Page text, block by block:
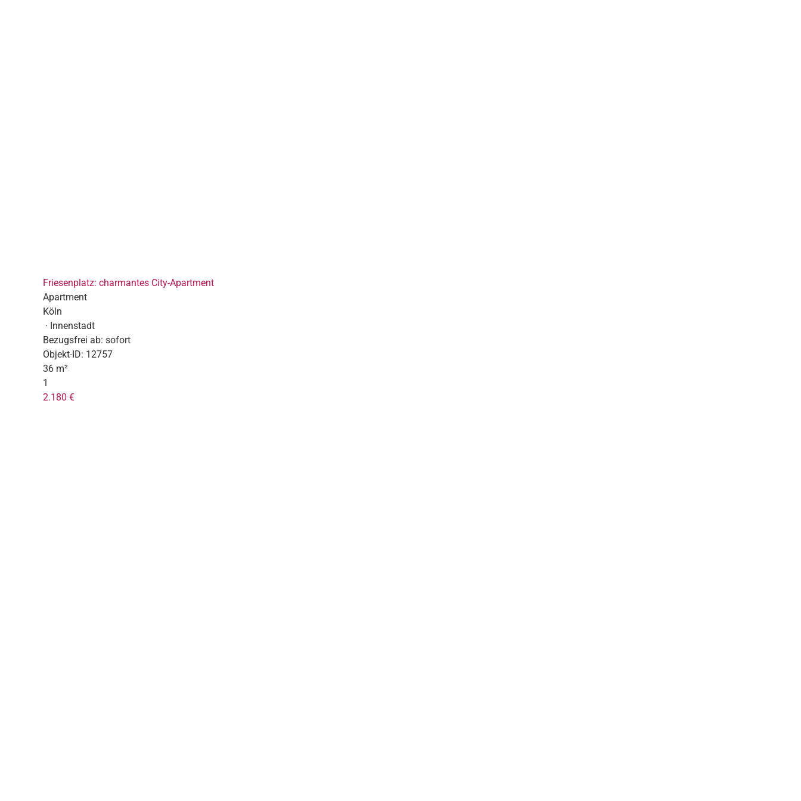
Friesenplatz: charmantes City-Apartment
Apartment
Köln
· Innenstadt
Bezugsfrei ab: sofort
Objekt-ID: 12757
36 m²
1
2.180 €